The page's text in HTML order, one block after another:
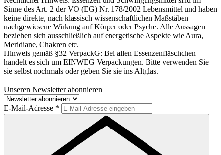
Sinne des Art. 2 der VO (EG) Nr. 178/2002 Lebensmittel und haben
keine direkte, nach klassisch wissenschaftlichen Maßstäben
nachgewiesene Wirkung auf Körper oder Psyche. Alle Aussagen
beziehen sich ausschließlich auf energetische Aspekte wie Aura,
Meridiane, Chakren etc.
Hinweis gemäß §32 VerpackG: Bei allen Essenzenfläschchen
handelt es sich um EINWEG Verpackungen. Bitte verwenden Sie
sie selbst nochmals oder geben Sie sie ins Altglas.
Unseren Newsletter abonnieren
E-Mail-Adresse *